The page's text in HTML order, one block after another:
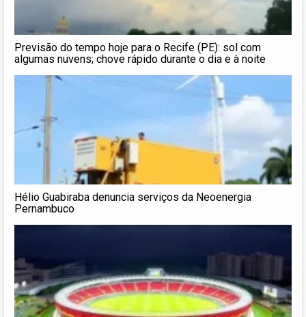
Previsão do tempo hoje para o Recife (PE): sol com
algumas nuvens; chove rápido durante o dia e à noite
Hélio Guabiraba denuncia serviços da Neoenergia
Pernambuco